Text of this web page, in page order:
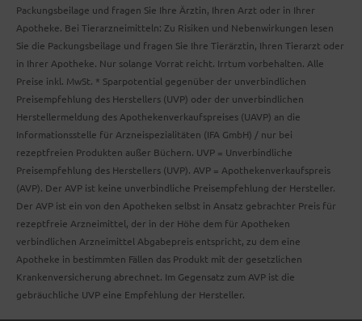
Packungsbeilage und fragen Sie Ihre Ärztin, Ihren Arzt oder in Ihrer
Apotheke. Bei Tierarzneimitteln: Zu Risiken und Nebenwirkungen lesen
Sie die Packungsbeilage und fragen Sie Ihre Tierärztin, Ihren Tierarzt oder
in Ihrer Apotheke. Nur solange Vorrat reicht. Irrtum vorbehalten. Alle
Preise inkl. MwSt. * Sparpotential gegenüber der unverbindlichen
Preisempfehlung des Herstellers (UVP) oder der unverbindlichen
Herstellermeldung des Apothekenverkaufspreises (UAVP) an die
Informationsstelle für Arzneispezialitäten (IFA GmbH) / nur bei
rezeptfreien Produkten außer Büchern. UVP = Unverbindliche
Preisempfehlung des Herstellers (UVP). AVP = Apothekenverkaufspreis
(AVP). Der AVP ist keine unverbindliche Preisempfehlung der Hersteller.
Der AVP ist ein von den Apotheken selbst in Ansatz gebrachter Preis für
rezeptfreie Arzneimittel, der in der Höhe dem für Apotheken
verbindlichen Arzneimittel Abgabepreis entspricht, zu dem eine
Apotheke in bestimmten Fällen das Produkt mit der gesetzlichen
Krankenversicherung abrechnet. Im Gegensatz zum AVP ist die
gebräuchliche UVP eine Empfehlung der Hersteller.